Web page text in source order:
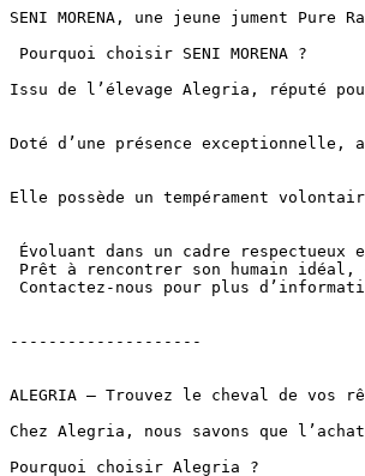
SENI MORENA, une jeune jument
Pourquoi choisir SENI MORENA ?
Issu de l’élevage Alegria, réputé
Doté d’une présence
Elle possède un tempérament
Évoluant dans un cadre respectueux
Prêt à rencontrer son humain
Contactez-nous pour plus
--------------------
ALEGRIA – Trouvez le cheval de
Chez Alegria, nous savons que
Pourquoi choisir Alegria ?